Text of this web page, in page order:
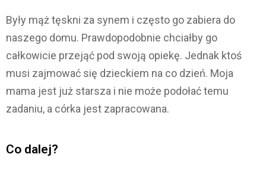
Były mąż tęskni za synem i często go zabiera do
naszego domu. Prawdopodobnie chciałby go
całkowicie przejąć pod swoją opiekę. Jednak ktoś
musi zajmować się dzieckiem na co dzień. Moja
mama jest już starsza i nie może podołać temu
zadaniu, a córka jest zapracowana.
Co dalej?